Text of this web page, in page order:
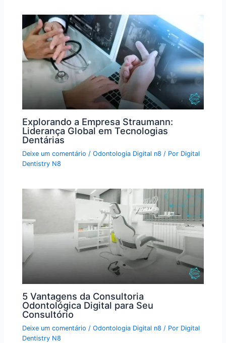
Explorando a Empresa Straumann:
Liderança Global em Tecnologias
Dentárias
Deixe um comentário /Odontologia Digital n8 / Por Digital
Dentistry N8
5 Vantagens da Consultoria
Odontológica Digital para Seu
Consultório
Deixe um comentário /Odontologia Digital n8 / Por Digital
Dentistry N8